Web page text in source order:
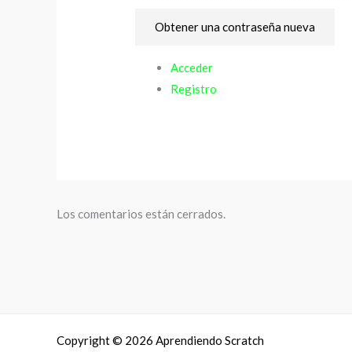
Obtener una contraseña nueva
Acceder
Registro
Los comentarios están cerrados.
Copyright © 2026 Aprendiendo Scratch